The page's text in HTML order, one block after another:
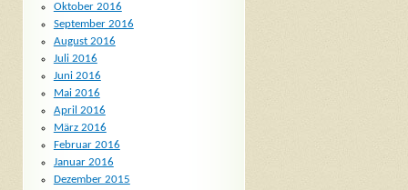
Oktober 2016
September 2016
August 2016
Juli 2016
Juni 2016
Mai 2016
April 2016
März 2016
Februar 2016
Januar 2016
Dezember 2015